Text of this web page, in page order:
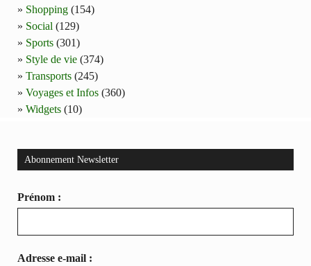
Shopping (154)
Social (129)
Sports (301)
Style de vie (374)
Transports (245)
Voyages et Infos (360)
Widgets (10)
Abonnement Newsletter
Prénom :
Adresse e-mail :